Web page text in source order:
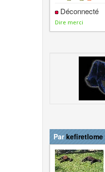
Déconnecté
Dire merci
Parkefiretlome